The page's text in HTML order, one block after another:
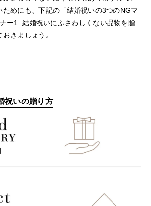
ためにも、下記の「結婚祝いの3つのNGマ
ー1. 結婚祝いにふさわしくない品物を贈
きましょう。
祝いの贈り方